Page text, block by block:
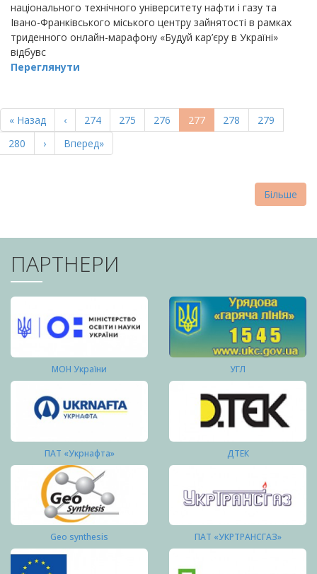
національного технічного університету нафти і газу та
Івано-Франківського міського центру зайнятості в рамках
триденного онлайн-марафону «Будуй кар’єру в Україні»
відбувс
Переглянути
НА
СТОРІНКИ
Перша
сторінка
« Назад
Попередня
сторінка
‹ Page
274 Page
275 Page
276
Поточна
сторінка
277 Page
278 Page
279
Page
280
Наступна
сторінка
›
Остання
сторінка
Вперед»
Більше
ПАРТНЕРИ
МОН України УГЛ
ПАТ «Укрнафта» ДТЕК
Geo synthesis ПАТ «УКРТРАНСГАЗ»